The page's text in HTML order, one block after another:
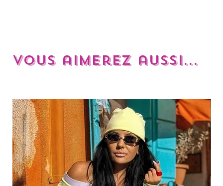
Vous aimerez aussi...